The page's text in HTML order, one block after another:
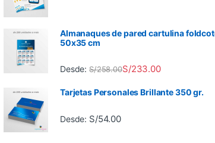
Almanaques de pared cartulina
50x35 cm
Desde:S/258.00S/233.00
Tarjetas Personales Brillante 350 gr.
Desde: S/54.00